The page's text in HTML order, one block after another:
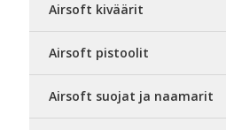
Airsoft kiväärit
Airsoft pistoolit
Airsoft suojat ja naamarit